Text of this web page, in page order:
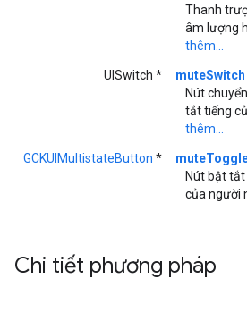
Thanh
âm lượng
thêm...
UISwitch *
muteSwitch
Nút
tắt tiếng
thêm...
GCKUIMultistateButton *
Nút bật
của người
Chi tiết phương pháp